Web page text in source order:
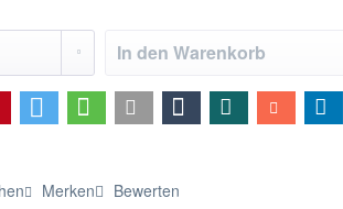
In den Warenkorb
Merken Bewerten